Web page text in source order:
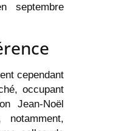
septembre
cependant
occupant
Jean-Noël